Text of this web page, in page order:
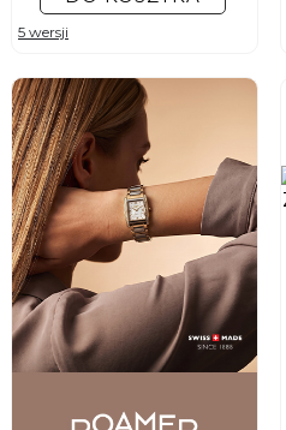
5 wersji